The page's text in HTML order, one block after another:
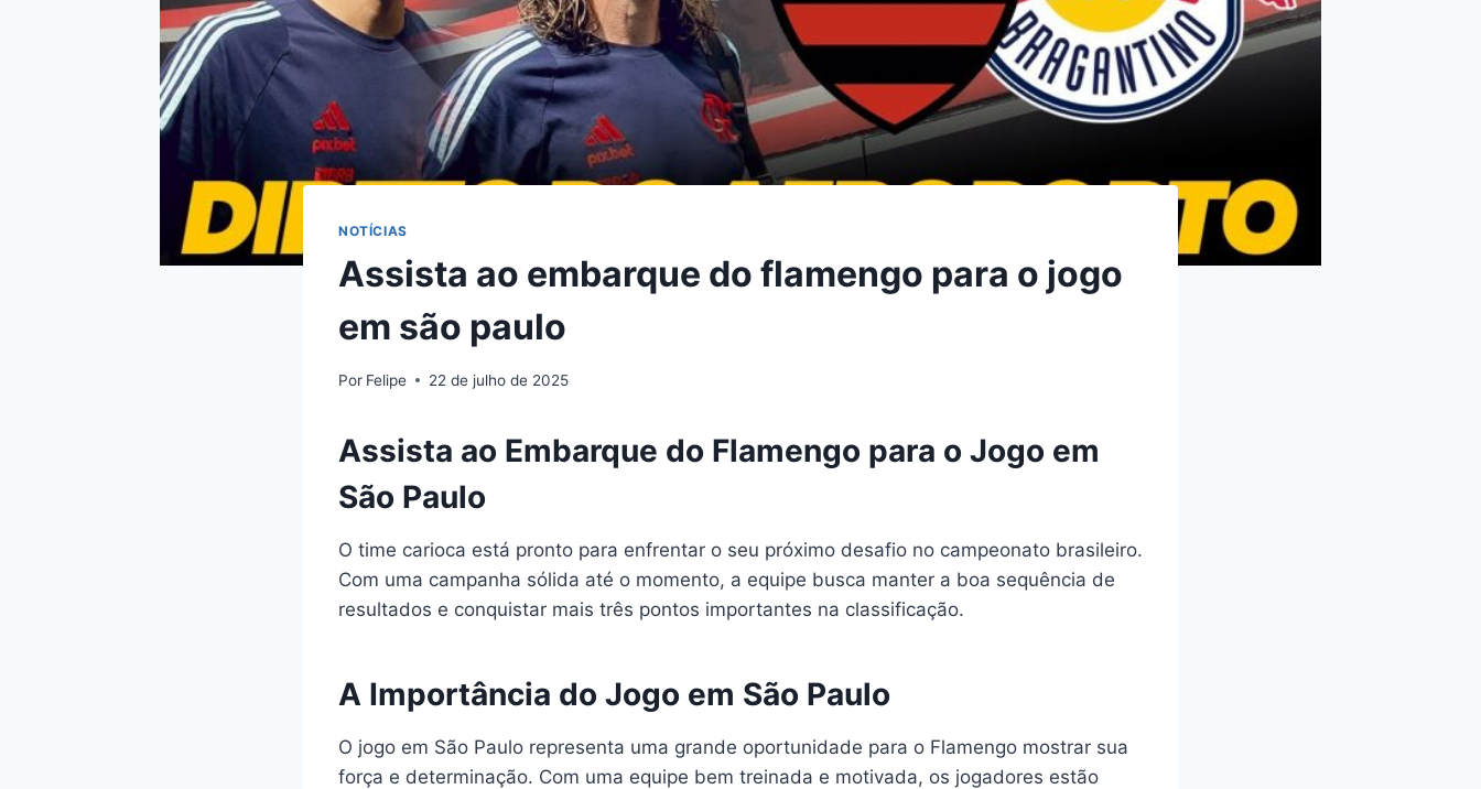
NOTÍCIAS
Assista ao embarque do flamengo para o jogo
em são paulo
Por Felipe 22 de julho de 2025
Assista ao Embarque do Flamengo para o Jogo em
São Paulo
O time carioca está pronto para enfrentar o seu próximo desafio no campeonato brasileiro.
Com uma campanha sólida até o momento, a equipe busca manter a boa sequência de
resultados e conquistar mais três pontos importantes na classificação.
A Importância do Jogo em São Paulo
O jogo em São Paulo representa uma grande oportunidade para o Flamengo mostrar sua
força e determinação. Com uma equipe bem treinada e motivada, os jogadores estão